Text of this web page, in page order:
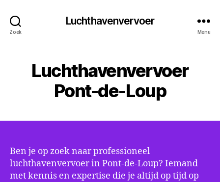
Zoek
Luchthavenvervoer
Menu
Luchthavenvervoer
Pont-de-Loup
Ben je op zoek naar professioneel
luchthavenvervoer in Pont-de-Loup? Iemand
met kennis en expertise die je altijd op tijd op